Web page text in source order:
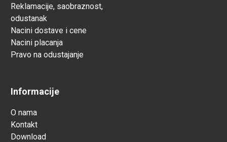
Reklamacije, saobraznost,
odustanak
Nacini dostave i cene
Nacini placanja
Pravo na odustajanje
Informacije
O nama
Kontakt
Download